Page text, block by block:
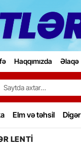
Haqqımızda Əlaqə
Search…
Elm və təhsil Digər
LENTI